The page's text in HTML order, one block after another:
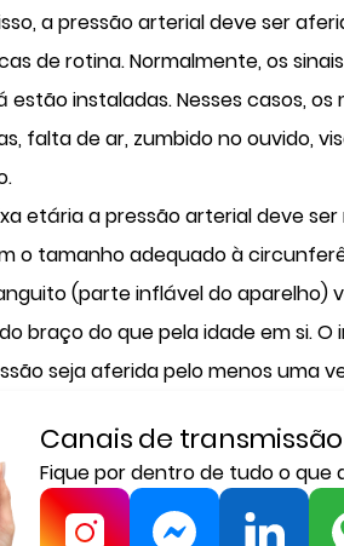
a pressão arterial deve ser
de rotina. Normalmente, os
estão instaladas. Nesses casos,
falta de ar, zumbido no ouvido,
etária a pressão arterial deve
o tamanho adequado à
(parte inflável do aparelho)
braço do que pela idade em si.
seja aferida pelo menos uma
Canais de transmissão
Fique por dentro de tudo o que